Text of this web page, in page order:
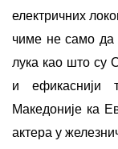
електричних
чиме не само да
лука као што су
и ефикаснији
Македоније ка
актера у